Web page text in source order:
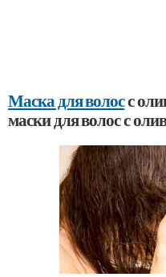
Маска для волосс
маски для волос с